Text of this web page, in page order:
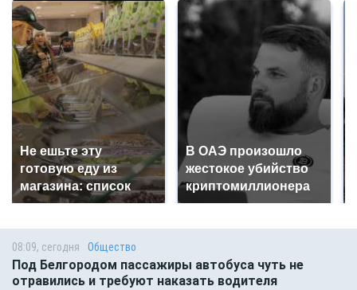
Не ешьте эту
готовую еду из
магазина: список
В ОАЭ произошло
жестокое убийство
криптомиллионера
08:09, сегодня Общество
Под Белгородом пассажиры автобуса чуть не
отравились и требуют наказать водителя